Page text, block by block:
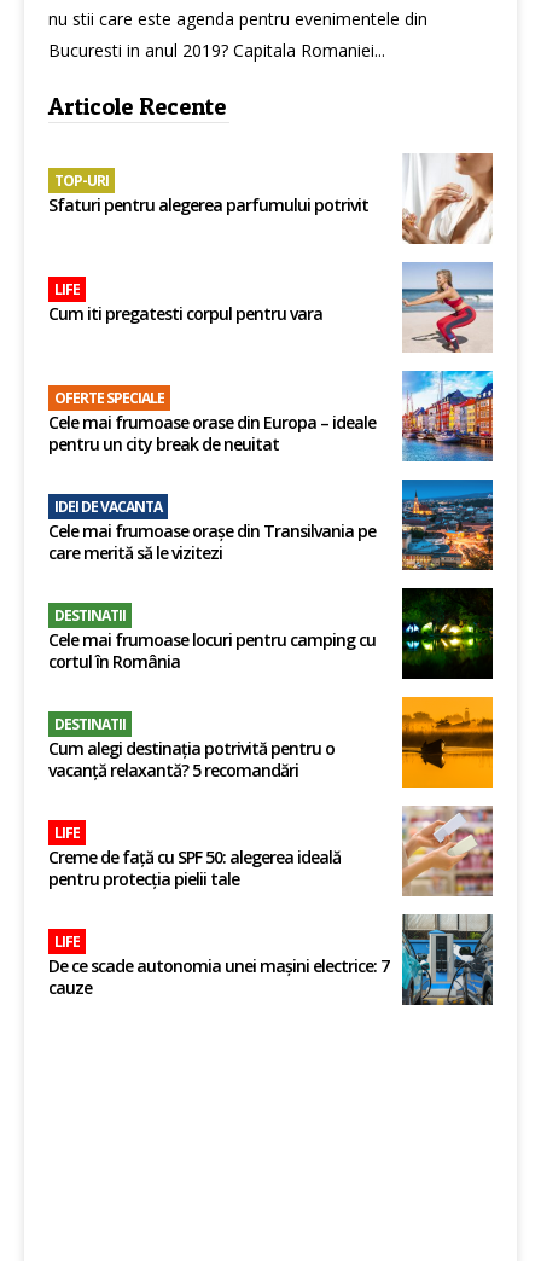
nu stii care este agenda pentru evenimentele din
Bucuresti in anul 2019? Capitala Romaniei...
Articole Recente
TOP-URI
Sfaturi pentru alegerea parfumului potrivit
LIFE
Cum iti pregatesti corpul pentru vara
OFERTE SPECIALE
Cele mai frumoase orase din Europa – ideale
pentru un city break de neuitat
IDEI DE VACANTA
Cele mai frumoase orașe din Transilvania pe
care merită să le vizitezi
DESTINATII
Cele mai frumoase locuri pentru camping cu
cortul în România
DESTINATII
Cum alegi destinația potrivită pentru o
vacanță relaxantă? 5 recomandări
LIFE
Creme de față cu SPF 50: alegerea ideală
pentru protecția pielii tale
LIFE
De ce scade autonomia unei mașini electrice: 7
cauze